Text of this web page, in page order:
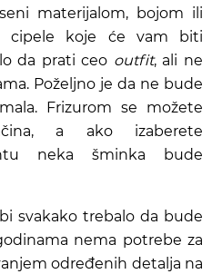
materijalom, bojom ili
cipele koje će vam biti
da prati ceo outfit, ali ne
Poželjno je da ne bude
Frizurom se možete
a ako izaberete
neka šminka bude
svakako trebalo da bude
nema potrebe za
određenih detalja na